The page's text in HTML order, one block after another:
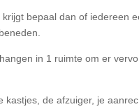
bepaal dan of iedereen
in 1 ruimte om er
de afzuiger, je